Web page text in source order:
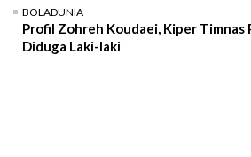
BOLADUNIA
Profil Zohreh Koudaei, Kiper Timnas
Diduga Laki-laki